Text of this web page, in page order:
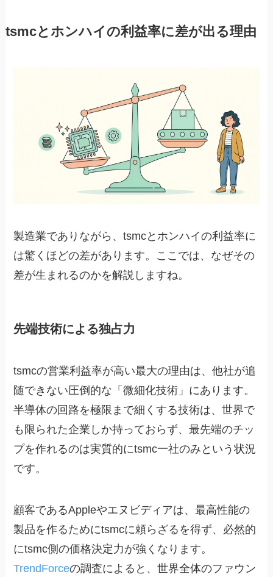
tsmcとホンハイの利益率に差が出る理由
製造業でありながら、tsmcとホンハイの利益率に
は驚くほどの差があります。ここでは、なぜその
差が生まれるのかを解説しますね。
先端技術による独占力
tsmcの営業利益率が高い最大の理由は、他社が追
随できない圧倒的な「微細化技術」にあります。
半導体の回路を極限まで細くする技術は、世界で
も限られた企業しか持っておらず、最先端のチッ
プを作れるのは実質的にtsmc一社のみという状況
です。
顧客であるAppleやエヌビディアは、最高性能の
製品を作るためにtsmcに頼らざるを得ず、必然的
にtsmc側の価格決定力が強くなります。
TrendForceの調査によると、世界全体のファウン